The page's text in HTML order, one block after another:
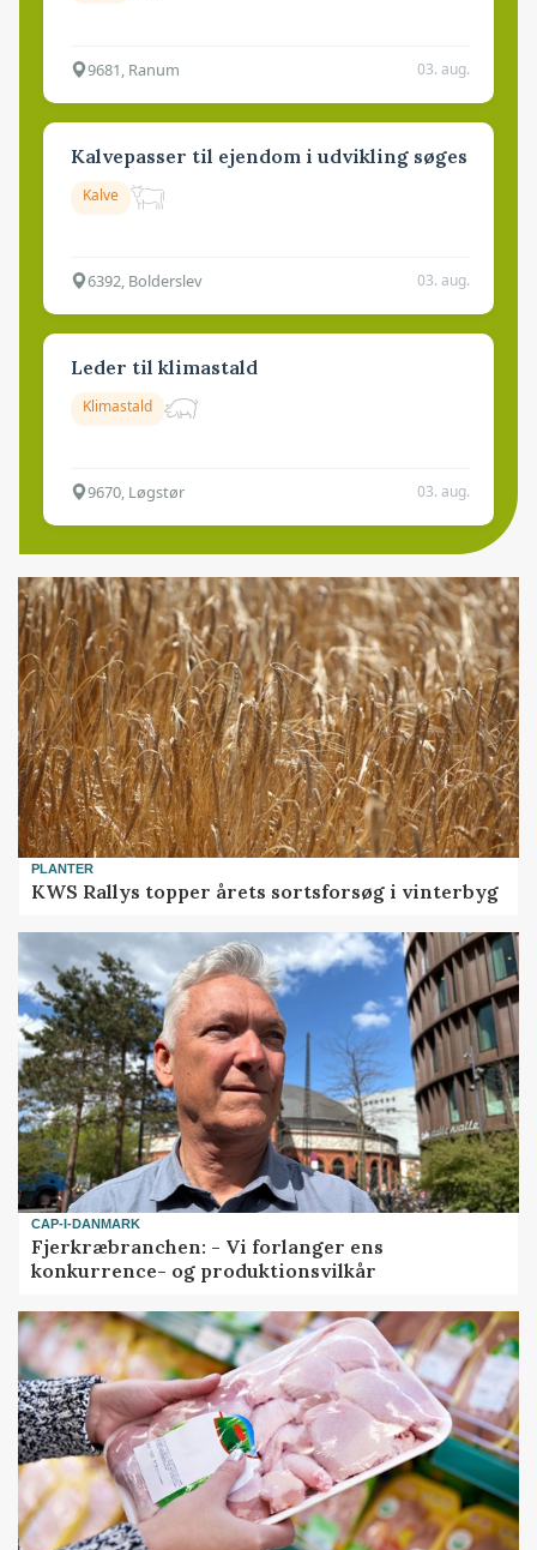
9681, Ranum 03. aug.
Kalvepasser til ejendom i udvikling søges
Kalve
6392, Bolderslev 03. aug.
Leder til klimastald
Klimastald
9670, Løgstør 03. aug.
PLANTER
KWS Rallys topper årets sortsforsøg i vinterbyg
CAP-I-DANMARK
Fjerkræbranchen: - Vi forlanger ens
konkurrence- og produktionsvilkår